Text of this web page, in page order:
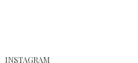
INSTAGRAM